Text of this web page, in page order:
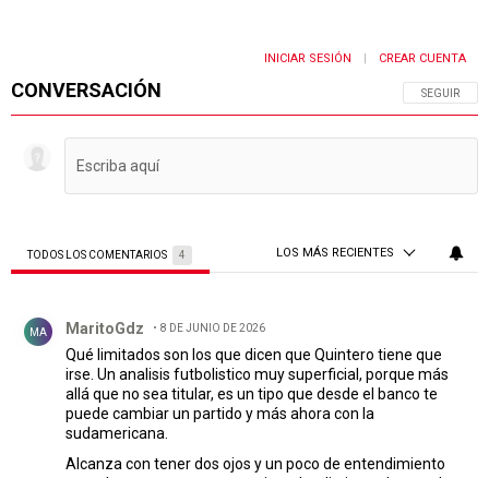
CONVERSACIÓN SIGA ESTA
SEGUIR
INICIAR SESIÓN CREAR CUENTA
TODOS LOS COMENTARIOS 4 LOS MÁS RECIENTES
MA MaritoGdz 8 DE JUNIO DE 2026
Qué limitados son los que dicen que Quintero tiene que
irse. Un analisis futbolistico muy superficial, porque más
allá que no sea titular, es un tipo que desde el banco te
puede cambiar un partido y más ahora con la
sudamericana.
Alcanza con tener dos ojos y un poco de entendimiento